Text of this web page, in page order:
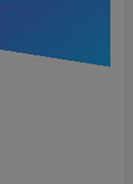
。
联系我们，